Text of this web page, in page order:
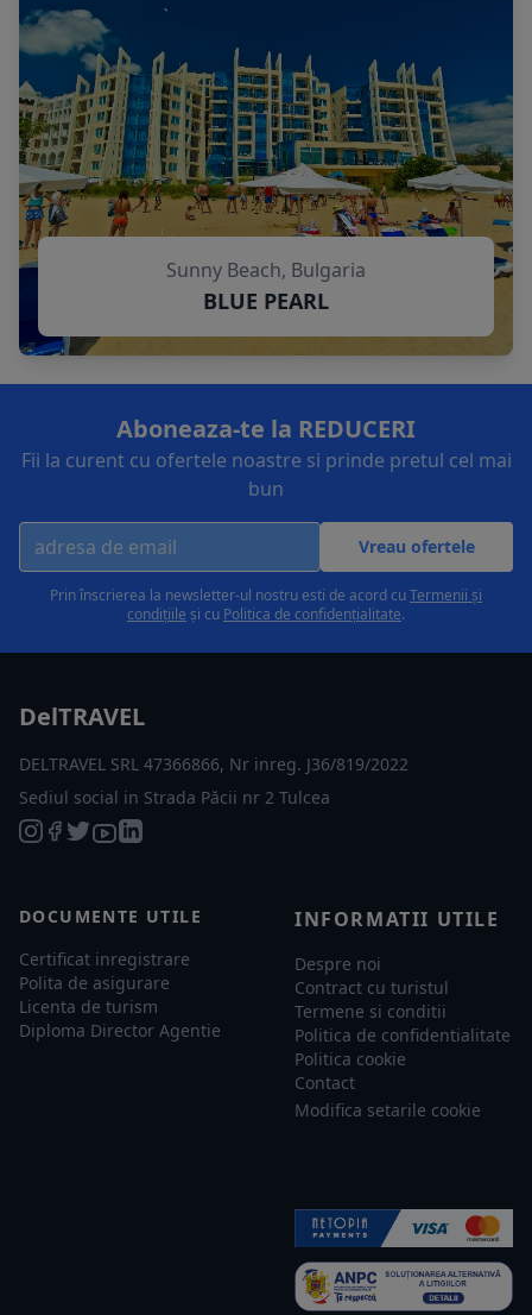
Sunny Beach, Bulgaria
BLUE PEARL
Aboneaza-te la REDUCERI
Fii la curent cu ofertele noastre si prinde pretul cel mai
bun
Vreau ofertele
Prin înscrierea la newsletter-ul nostru esti de acord cuTermenii și
condițiile și cu Politica de confidențialitate.
DelTRAVEL
DELTRAVEL SRL 47366866, Nr inreg. J36/819/2022
Sediul social in Strada Păcii nr 2 Tulcea
DOCUMENTE UTILE
Certificat inregistrare
Polita de asigurare
Licenta de turism
Diploma Director Agentie
INFORMATII UTILE
Despre noi
Contract cu turistul
Termene si conditii
Politica de confidentialitate
Politica cookie
Contact
Modifica setarile cookie